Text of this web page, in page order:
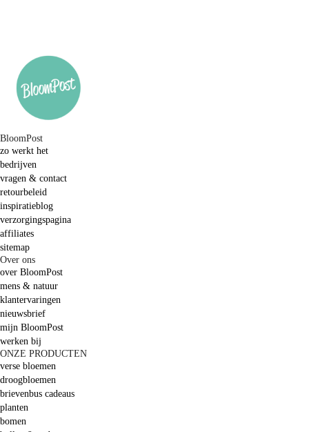
BloomPost
zo werkt het
bedrijven
vragen & contact
retourbeleid
inspiratieblog
verzorgingspagina
affiliates
sitemap
Over ons
over BloomPost
mens & natuur
klantervaringen
nieuwsbrief
mijn BloomPost
werken bij
ONZE PRODUCTEN
verse bloemen
droogbloemen
brievenbus cadeaus
planten
bomen